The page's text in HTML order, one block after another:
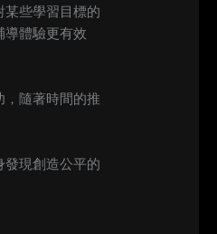
些學習目標的
導體驗更有效
隨著時間的推
現創造公平的